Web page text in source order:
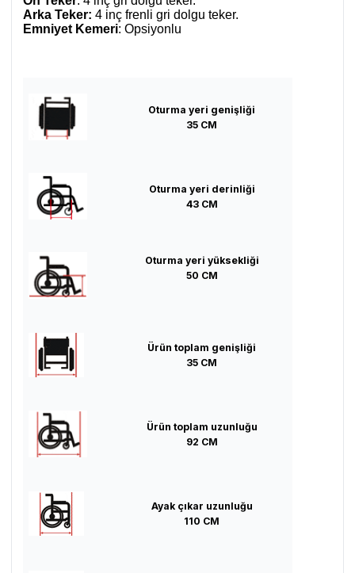
Arka Teker: 4 inç frenli gri dolgu teker.
Emniyet Kemeri: Opsiyonlu
Oturma yeri genişliği
35 CM
Oturma yeri derinliği
43 CM
Oturma yeri yüksekliği
50 CM
Ürün toplam genişliği
35 CM
Ürün toplam uzunluğu
92 CM
Ayak çıkar uzunluğu
110 CM